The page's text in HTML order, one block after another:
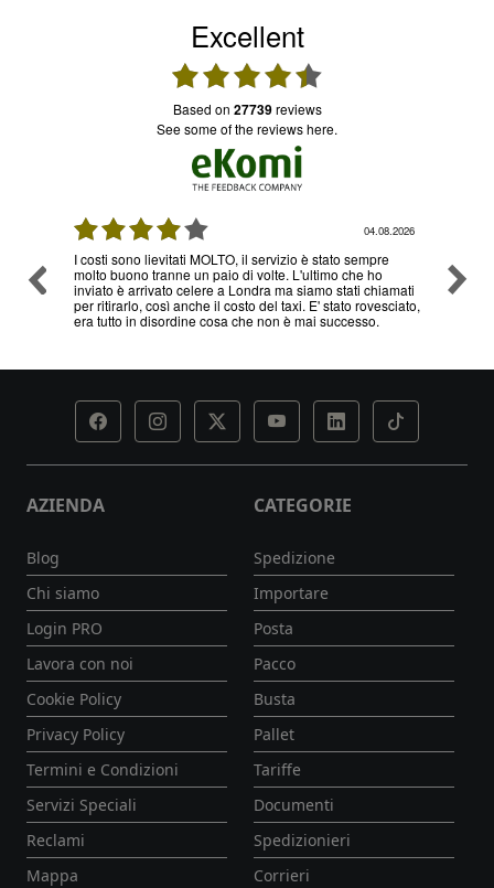
Excellent
based on 27739reviews
see some of the reviews here.
03.08.2026
Ottimo servizio e prezzi, ritiro e consegna senza nessun
problema , sono già diverse volte che utilizzo il loro
servizio
AZIENDA
Blog
Chi siamo
Login PRO
Lavora con noi
Cookie Policy
Privacy Policy
Termini e Condizioni
Servizi Speciali
Reclami
Mappa
CATEGORIE
Spedizione
Importare
Posta
Pacco
Busta
Pallet
Tariffe
Documenti
Spedizionieri
Corrieri